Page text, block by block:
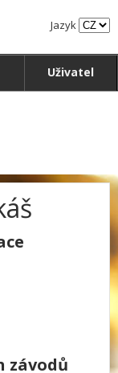
Jazyk
Uživatel
závodů